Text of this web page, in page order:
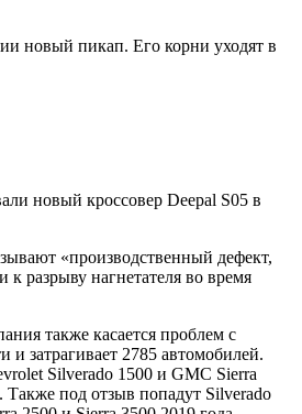
новый пикап. Его корни уходят в
новый кроссовер Deepal S05 в
«производственный дефект,
разрыву нагнетателя во время
также касается проблем с
и затрагивает 2785 автомобилей.
Silverado 1500 и GMC Sierra
Также под отзыв попадут Silverado